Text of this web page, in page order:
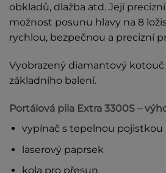
obkladů, dlažba atd. Její
možnost posunu hlavy na 8
rychlou, bezpečnou a precizní
Vyobrazený diamantový kotouč
základního balení.
Portálová pila Extra 3300S –
vypínač s tepelnou pojistkou
laserový paprsek
kola pro přesun